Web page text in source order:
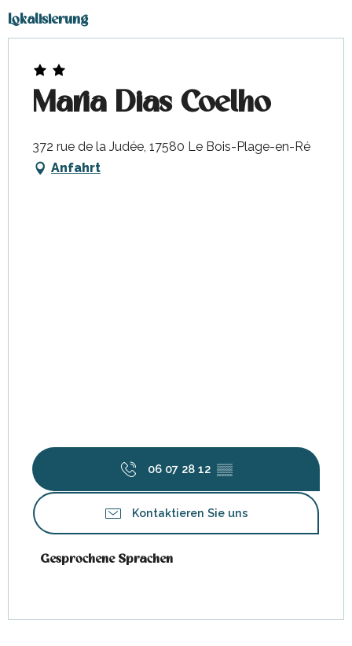
Lokalisierung
Maria Dias Coelho
372 rue de la Judée, 17580 Le Bois-Plage-en-Ré
Anfahrt
06 07 28 12 ▒▒
Kontaktieren Sie uns
Gesprochene Sprachen
Gesprochene Sprachen